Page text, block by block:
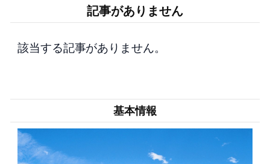
記事がありません
該当する記事がありません。
基本情報